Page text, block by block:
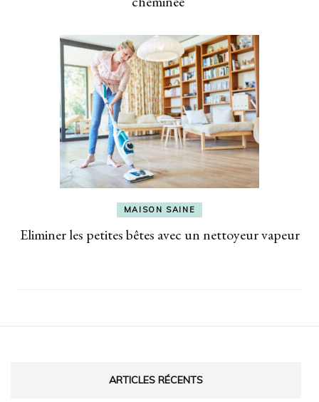
MAISON SAINE
Eliminer les petites bêtes avec un nettoyeur vapeur
ARTICLES RÉCENTS